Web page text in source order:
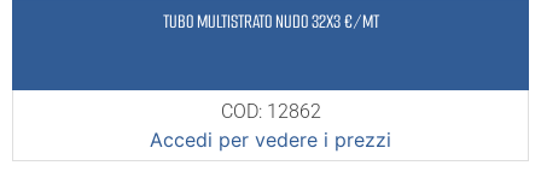
TUBO MULTISTRATO NUDO 32X3 €/MT
COD: 12862
Accedi per vedere i prezzi